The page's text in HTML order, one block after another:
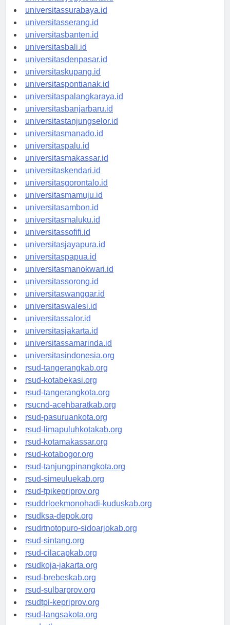
universitasyogyakarta.id
universitassurabaya.id
universitasserang.id
universitasbanten.id
universitasbali.id
universitasdenpasar.id
universitaskupang.id
universitaspontianak.id
universitaspalangkaraya.id
universitasbanjarbaru.id
universitastanjungselor.id
universitasmanado.id
universitaspalu.id
universitasmakassar.id
universitaskendari.id
universitasgorontalo.id
universitasmamuju.id
universitasambon.id
universitasmaluku.id
universitassofifi.id
universitasjayapura.id
universitaspapua.id
universitasmanokwari.id
universitassorong.id
universitaswanggar.id
universitaswalesi.id
universitassalor.id
universitasjakarta.id
universitassamarinda.id
universitasindonesia.org
rsud-tangerangkab.org
rsud-kotabekasi.org
rsud-tangerangkota.org
rsucnd-acehbaratkab.org
rsud-pasuruankota.org
rsud-limapuluhkotakab.org
rsud-kotamakassar.org
rsud-kotabogor.org
rsud-tanjungpinangkota.org
rsud-simeuluekab.org
rsud-tpikepriprov.org
rsuddrloekmonohadi-kuduskab.org
rsudksa-depok.org
rsudrtnotopuro-sidoarjokab.org
rsud-sintang.org
rsud-cilacapkab.org
rsudkoja-jakarta.org
rsud-brebeskab.org
rsud-sulbarprov.org
rsudtpi-kepriprov.org